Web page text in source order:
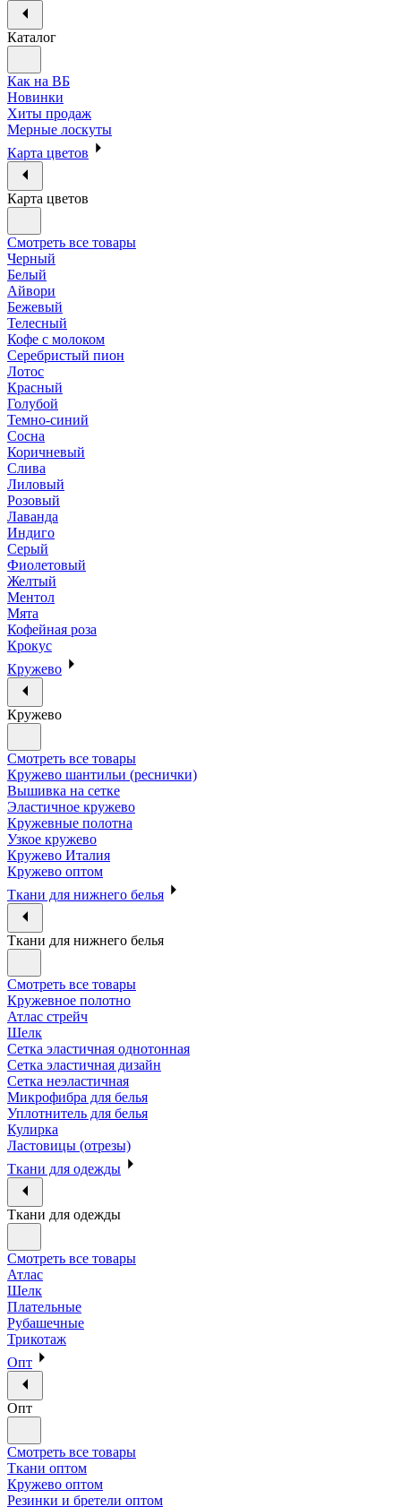
Каталог
Как на ВБ
Новинки
Хиты продаж
Мерные лоскуты
Карта цветов
Карта цветов
Смотреть все товары
Черный
Белый
Айвори
Бежевый
Телесный
Кофе с молоком
Серебристый пион
Лотос
Красный
Голубой
Темно-синий
Сосна
Коричневый
Слива
Лиловый
Розовый
Лаванда
Индиго
Серый
Фиолетовый
Желтый
Ментол
Мята
Кофейная роза
Крокус
Кружево
Кружево
Смотреть все товары
Кружево шантильи (реснички)
Вышивка на сетке
Эластичное кружево
Кружевные полотна
Узкое кружево
Кружево Италия
Кружево оптом
Ткани для нижнего белья
Ткани для нижнего белья
Смотреть все товары
Кружевное полотно
Атлас стрейч
Шелк
Сетка эластичная однотонная
Сетка эластичная дизайн
Сетка неэластичная
Микрофибра для белья
Уплотнитель для белья
Кулирка
Ластовицы (отрезы)
Ткани для одежды
Ткани для одежды
Смотреть все товары
Атлас
Шелк
Плательные
Рубашечные
Трикотаж
Опт
Опт
Смотреть все товары
Ткани оптом
Кружево оптом
Резинки и бретели оптом